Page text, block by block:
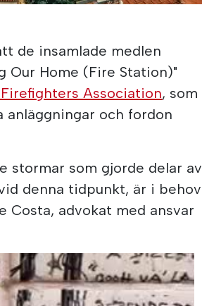
de insamlade medlen
Our Home (Fire Station)"
Association, som
anläggningar och fordon
stormar som gjorde delar av
denna tidpunkt, är i behov
Costa, advokat med ansvar